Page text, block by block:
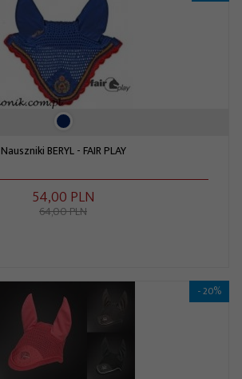
Nauszniki BERYL - FAIR PLAY
54,00 PLN
64,00 PLN
- 20%